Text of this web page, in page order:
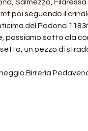
Salmezza, Filaressa
poi seguendo il
del Podona
passiamo sotto ala
un pezzo di
Birreria